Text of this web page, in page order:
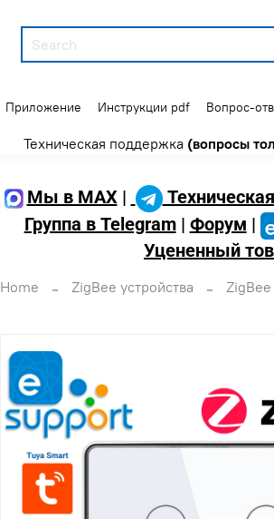
Приложение Инструкции pdf Вопрос-
Техническая поддержка (вопросы
Мы в MAX|
Группа в Telegram| Форум |
Уцененный
Home ZigBee устройства